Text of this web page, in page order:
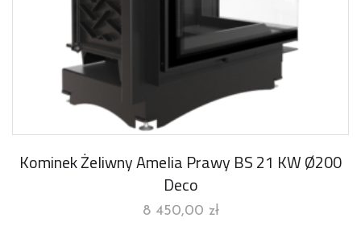
Kominek Żeliwny Amelia Prawy BS 21 KW Ø200
Deco
8 450,00 zł